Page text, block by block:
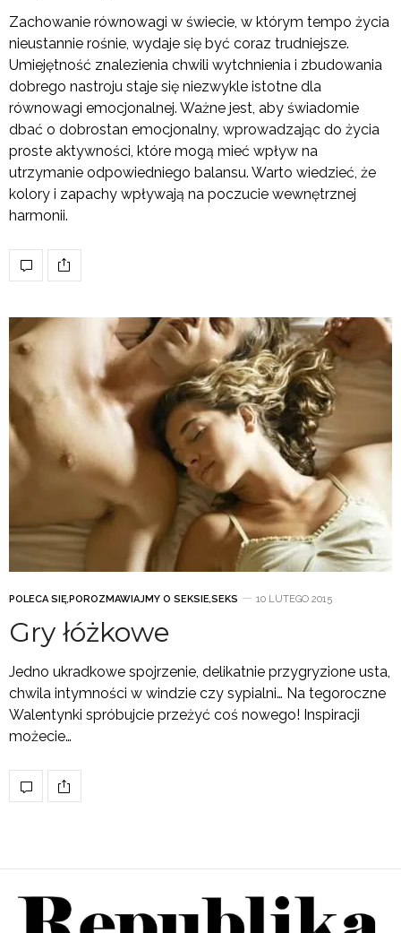
Zachowanie równowagi w świecie, w którym tempo życia
nieustannie rośnie, wydaje się być coraz trudniejsze.
Umiejętność znalezienia chwili wytchnienia i zbudowania
dobrego nastroju staje się niezwykle istotne dla
równowagi emocjonalnej. Ważne jest, aby świadomie
dbać o dobrostan emocjonalny, wprowadzając do życia
proste aktywności, które mogą mieć wpływ na
utrzymanie odpowiedniego balansu. Warto wiedzieć, że
kolory i zapachy wpływają na poczucie wewnętrznej
harmonii.
POLECA SIĘ,POROZMAWIAJMY O SEKSIE,SEKS 10 LUTEGO 2015
Gry łóżkowe
Jedno ukradkowe spojrzenie, delikatnie przygryzione usta,
chwila intymności w windzie czy sypialni… Na tegoroczne
Walentynki spróbujcie przeżyć coś nowego! Inspiracji
możecie…